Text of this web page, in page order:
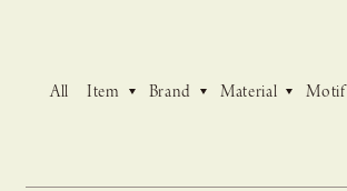
CASUCA
News
All Item Brand Material Motif